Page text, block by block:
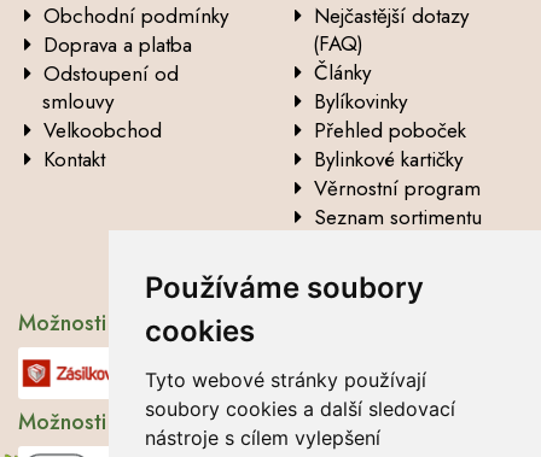
Používáme soubory
cookies
Tyto webové stránky používají
soubory cookies a další sledovací
nástroje s cílem vylepšení
Obchodní podmínky
Doprava a platba
Odstoupení od
smlouvy
Velkoobchod
Kontakt
Nejčastější dotazy
(FAQ)
Články
Bylíkovinky
Přehled poboček
Bylinkové kartičky
Věrnostní program
Seznam sortimentu
údajů
Možnosti dopravy
Možnosti platby